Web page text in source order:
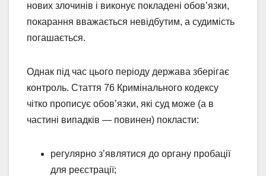
нових злочинів і виконує покладені обов’язки,
покарання вважається невідбутим, а судимість
погашається.
Однак під час цього періоду держава зберігає
контроль. Стаття 76 Кримінального кодексу
чітко прописує обов’язки, які суд може (а в
частині випадків — повинен) покласти:
регулярно з’являтися до органу пробації
для реєстрації;